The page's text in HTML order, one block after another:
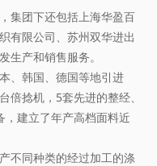
集团下还包括上海华盈百
有限公司、苏州双华进出
生产和销售服务。
、韩国、德国等地引进
倍捻机，5套先进的整经、
，建立了年产高档面料近
不同种类的经过加工的涤